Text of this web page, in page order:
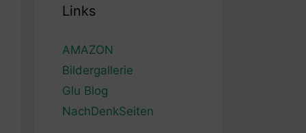
Links
AMAZON
Bildergallerie
Glu Blog
NachDenkSeiten